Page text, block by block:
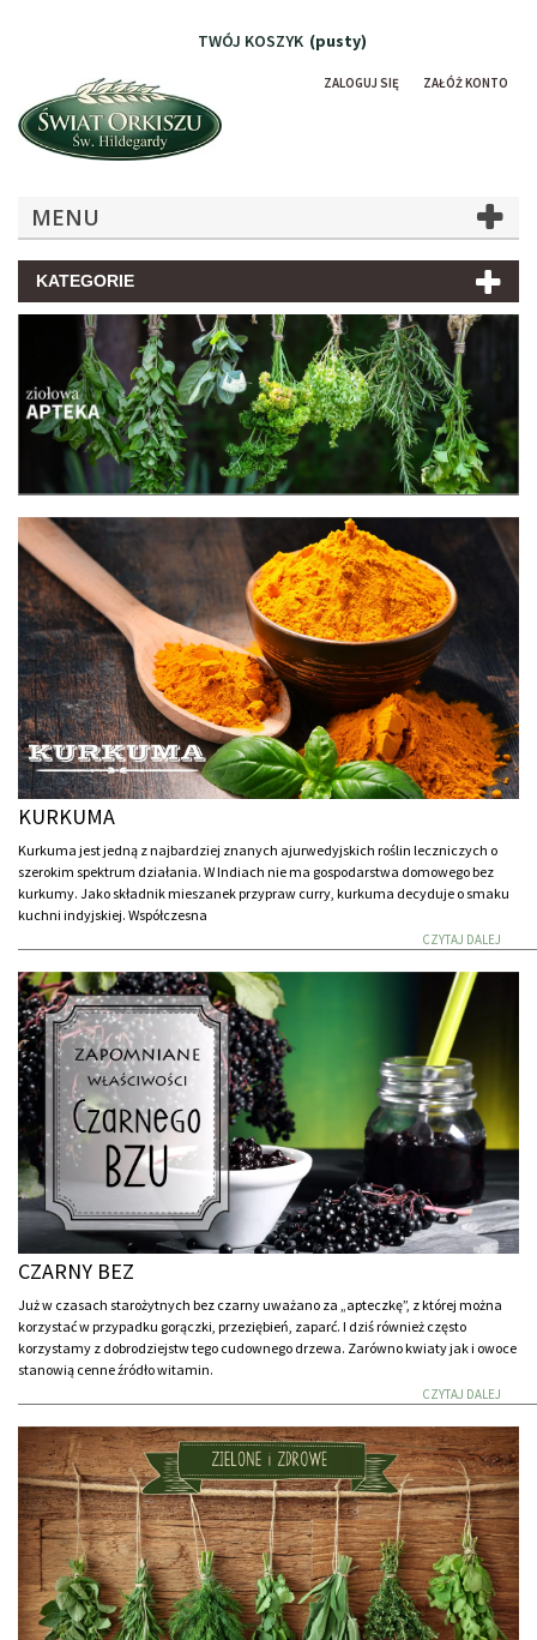
TWÓJ KOSZYK (pusty)
ZALOGUJ SIĘ ZAŁÓŻ KONTO
MENU
KATEGORIE
KURKUMA
Kurkuma jest jedną z najbardziej znanych ajurwedyjskich roślin leczniczych o
szerokim spektrum działania. W Indiach nie ma gospodarstwa domowego bez
kurkumy. Jako składnik mieszanek przypraw curry, kurkuma decyduje o smaku
kuchni indyjskiej. Współczesna
CZYTAJ DALEJ
CZARNY BEZ
Już w czasach starożytnych bez czarny uważano za „apteczkę”, z której można
korzystać w przypadku gorączki, przeziębień, zaparć. I dziś również często
korzystamy z dobrodziejstw tego cudownego drzewa. Zarówno kwiaty jak i owoce
stanowią cenne źródło witamin.
CZYTAJ DALEJ